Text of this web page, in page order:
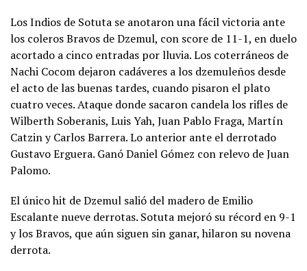
Los Indios de Sotuta se anotaron una fácil victoria ante
los coleros Bravos de Dzemul, con score de 11-1, en duelo
acortado a cinco entradas por lluvia. Los coterráneos de
Nachi Cocom dejaron cadáveres a los dzemuleños desde
el acto de las buenas tardes, cuando pisaron el plato
cuatro veces. Ataque donde sacaron candela los rifles de
Wilberth Soberanis, Luis Yah, Juan Pablo Fraga, Martín
Catzin y Carlos Barrera. Lo anterior ante el derrotado
Gustavo Erguera. Ganó Daniel Gómez con relevo de Juan
Palomo.
El único hit de Dzemul salió del madero de Emilio
Escalante nueve derrotas. Sotuta mejoró su récord en 9-1
y los Bravos, que aún siguen sin ganar, hilaron su novena
derrota.